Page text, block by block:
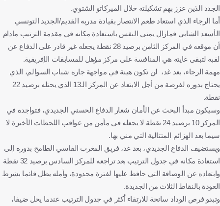
الجدد الذين عزز بهم تشكيلته خلال الميركاتو الشتوي.‏
أما الرجاء الذي استعاد طعم الانتصار بقيادة مدربه القديم/الجديد التونسي
الأسعد الشابي ‏فمازال يمني النفس باستعادة مكانه في مقدمة الترتيب مادام
أن موقعه في المركز الثامن برصيد 28 ‏نقطة يجعله غير قادر على الدفاع عن
لقبه لتبقى غايته هي المنافسة على مركز مؤهل ‏للمسابقات الإفريقية. ‏
مهمة الرجاء، بعد غد، لن تكون هينة في مواجهة جاره شباب السوالم، الذي
يحتاج بدوره لفرصة من ‏أجل الابتعاد عن المركز الـ13 الذي يحتله برصيد 22
نقطة.
وسيكون مبدأ البحث عن الأمان شعار الدفاع الحسني الجديدي، فتواجده في
المركز 10 برصيد 24 نقطة لا يجعله في مأمن من عواقب اللحظات الأخيرة لا
سيما بعد الهزائم المتتالية ‏التي مني بها. ‏
ويستضيف الدفاع الجديدي، بعد غد، فريق المغرب الفاسي الطامح بدوره إلى
استعادة مكانه في ‏جدول الترتيب بعد تراجعه للمركز السادس برصيد 32 نقطة
وابتعاده عن الوصافة التي حافظ عليها ‏لفترة محدودة، وأمله يظل قائما بشرط
العودة بالنقاط الثلاث من الجديدة. ‏
وتبدو فرص الوداد سانحة للارتقاء أكثر في جدول الترتيب عندما يحل ضيفا،